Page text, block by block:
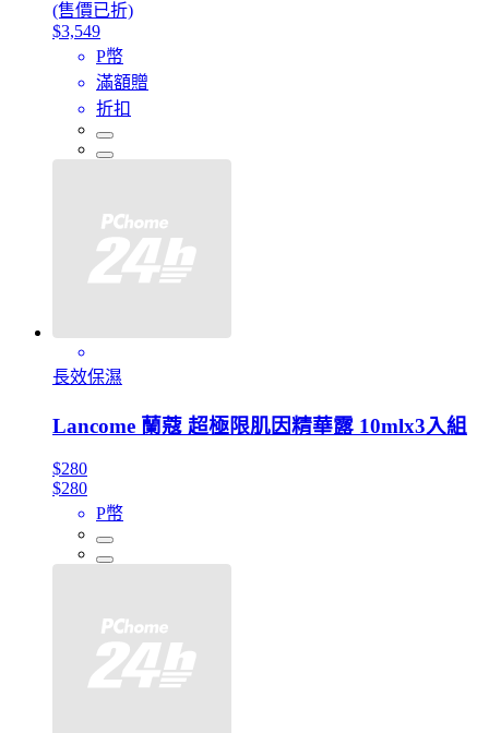
(售價已折)
$3,549
P幣
滿額贈
折扣
長效保濕
Lancome 蘭蔻 超極限肌因精華露 10mlx3入組
$280
$280
P幣